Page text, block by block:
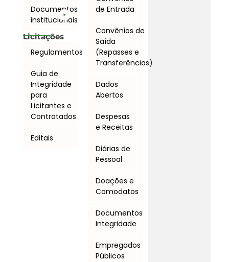
Documentos
institucionais
Licitações
Regulamentos
Guia de
Integridade
para
Licitantes e
Contratados
Editais
de Entrada
Convênios de
Saída
(Repasses e
Transferências)
Dados
Abertos
Despesas
e Receitas
Diárias de
Pessoal
Doações e
Comodatos
Documentos
Integridade
Empregados
Públicos